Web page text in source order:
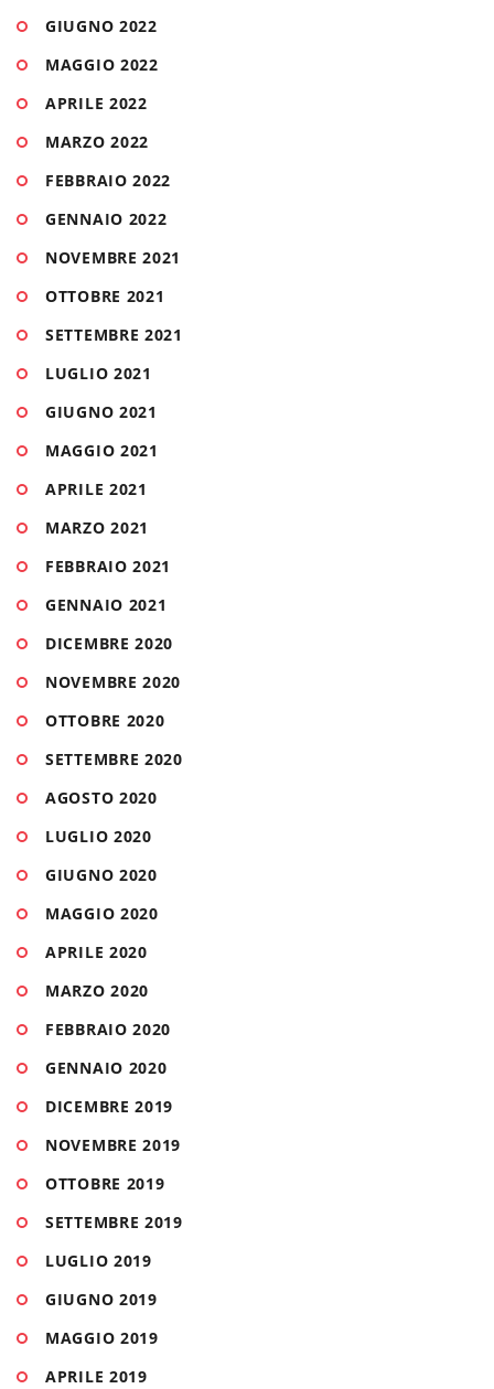
GIUGNO 2022
MAGGIO 2022
APRILE 2022
MARZO 2022
FEBBRAIO 2022
GENNAIO 2022
NOVEMBRE 2021
OTTOBRE 2021
SETTEMBRE 2021
LUGLIO 2021
GIUGNO 2021
MAGGIO 2021
APRILE 2021
MARZO 2021
FEBBRAIO 2021
GENNAIO 2021
DICEMBRE 2020
NOVEMBRE 2020
OTTOBRE 2020
SETTEMBRE 2020
AGOSTO 2020
LUGLIO 2020
GIUGNO 2020
MAGGIO 2020
APRILE 2020
MARZO 2020
FEBBRAIO 2020
GENNAIO 2020
DICEMBRE 2019
NOVEMBRE 2019
OTTOBRE 2019
SETTEMBRE 2019
LUGLIO 2019
GIUGNO 2019
MAGGIO 2019
APRILE 2019